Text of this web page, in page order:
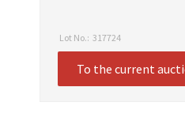
Lot No.: 317724
To the current